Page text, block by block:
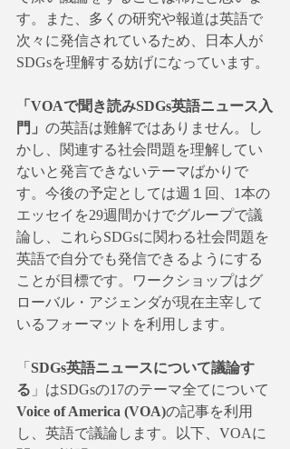
す。また、多くの研究や報道は英語で
次々に発信されているため、日本人が
SDGsを理解する妨げになっています。
「VOAで聞き読みSDGs英語ニュース入
門」 の英語は難解ではありません。し
かし、関連する社会問題を理解してい
ないと発言できないテーマばかりで
す。今後の予定としては週１回、1本の
エッセイを29週間かけでグループで議
論し、これらSDGsに関わる社会問題を
英語で自分でも発信できるようにする
ことが目標です。ワークショップはグ
ローバル・アジェンダが現在主宰して
いるフォーマットを利用します。
「 SDGs英語ニュースについて議論す
る 」はSDGsの17のテーマ全てについて
Voice of America (VOA)の記事を利用
し、英語で議論します。以下、VOAに